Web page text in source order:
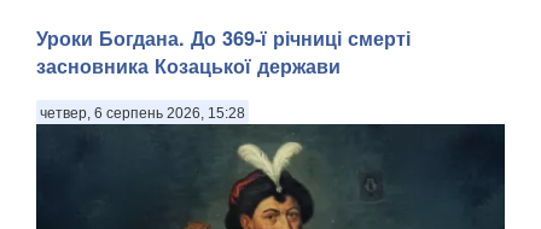
Уроки Богдана. До 369-ї річниці смерті
засновника Козацької держави
четвер, 6 серпень 2026, 15:28